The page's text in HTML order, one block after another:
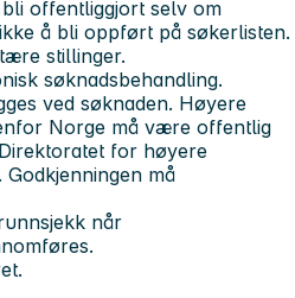
offentliggjort selv om
å bli oppført på søkerlisten.
stillinger.
søknadsbehandling.
ved søknaden. Høyere
Norge må være offentlig
for høyere
må
når